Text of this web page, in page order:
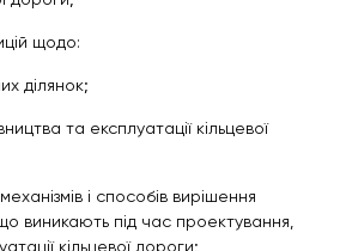
щодо:
ділянок;
та експлуатації кільцевої
і способів вирішення
виникають під час проектування,
кільцевої дороги;